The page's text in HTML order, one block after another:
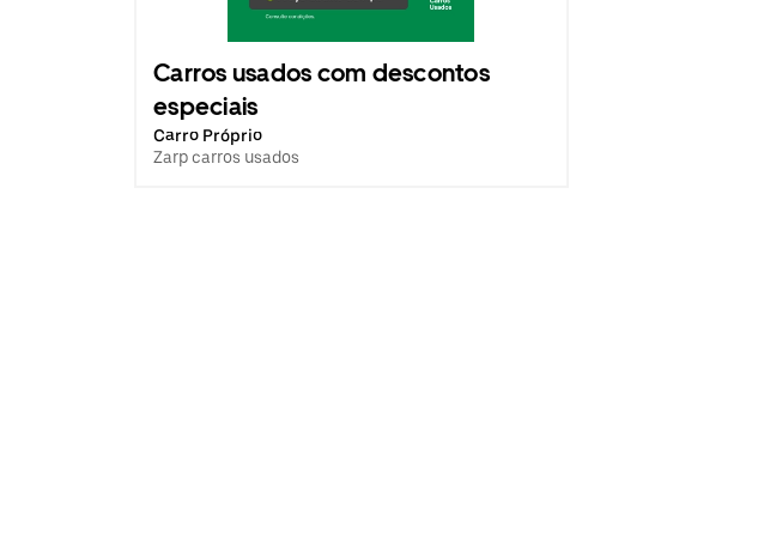
Carros usados com descontos
especiais
Carro Próprio
Zarp carros usados